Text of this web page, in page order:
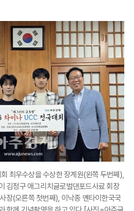
최우수상을 수상한 장계원(왼쪽 두번째),
김정구 애그리치글로벌댄포드사료 회장
장(오른쪽 첫번째), 이낙종 옌타이한국국